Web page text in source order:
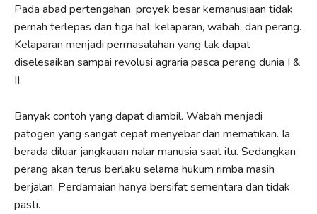
Pada abad pertengahan, proyek besar kemanusiaan tidak
pernah terlepas dari tiga hal: kelaparan, wabah, dan perang.
Kelaparan menjadi permasalahan yang tak dapat
diselesaikan sampai revolusi agraria pasca perang dunia I &
II.
Banyak contoh yang dapat diambil. Wabah menjadi
patogen yang sangat cepat menyebar dan mematikan. Ia
berada diluar jangkauan nalar manusia saat itu. Sedangkan
perang akan terus berlaku selama hukum rimba masih
berjalan. Perdamaian hanya bersifat sementara dan tidak
pasti.